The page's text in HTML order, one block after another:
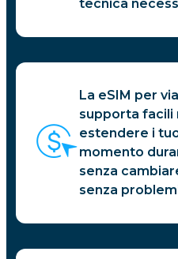
tecnica
La eSIM per
supporta facili
estendere i
momento
senza
senza